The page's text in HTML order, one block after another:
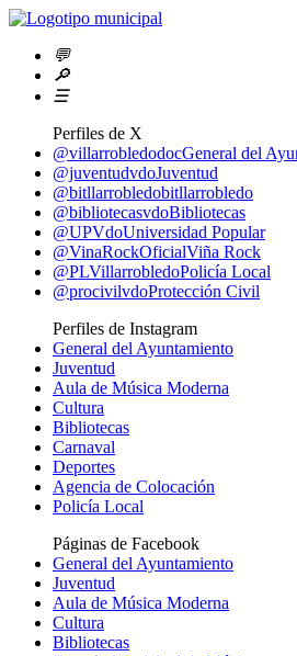
💬
🔎
☰
Perfiles de X
@villarrobledodocGeneral del
@juventudvdoJuventud
@bitllarrobledobitllarrobledo
@bibliotecasvdoBibliotecas
@UPVdoUniversidad Popular
@VinaRockOficialViña Rock
@PLVillarrobledoPolicía Local
@procivilvdoProtección Civil
Perfiles de Instagram
General del Ayuntamiento
Juventud
Aula de Música Moderna
Cultura
Bibliotecas
Carnaval
Deportes
Agencia de Colocación
Policía Local
Páginas de Facebook
General del Ayuntamiento
Juventud
Aula de Música Moderna
Cultura
Bibliotecas